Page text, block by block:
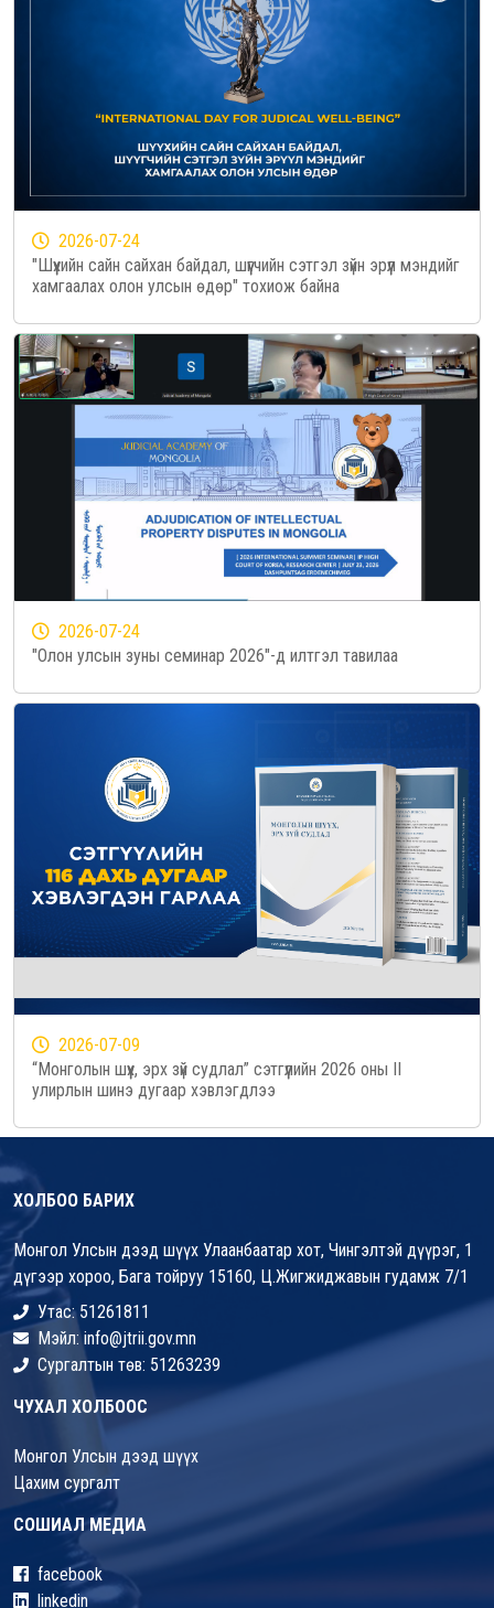
2026-07-24
"Шүүхийн сайн сайхан байдал, шүүгчийн сэтгэл зүйн эрүүл мэндийг
хамгаалах олон улсын өдөр" тохиож байна
2026-07-24
"Олон улсын зуны семинар 2026"-д илтгэл тавилаа
2026-07-09
“Монголын шүүх, эрх зүй судлал” сэтгүүлийн 2026 оны II
улирлын шинэ дугаар хэвлэгдлээ
ХОЛБОО БАРИХ
Монгол Улсын дээд шүүх Улаанбаатар хот, Чингэлтэй дүүрэг, 1
дүгээр хороо, Бага тойруу 15160, Ц.Жигжиджавын гудамж 7/1
Утас: 51261811
Мэйл: info@jtrii.gov.mn
Сургалтын төв: 51263239
ЧУХАЛ ХОЛБООС
Монгол Улсын дээд шүүх
Цахим сургалт
СОШИАЛ МЕДИА
facebook
linkedin